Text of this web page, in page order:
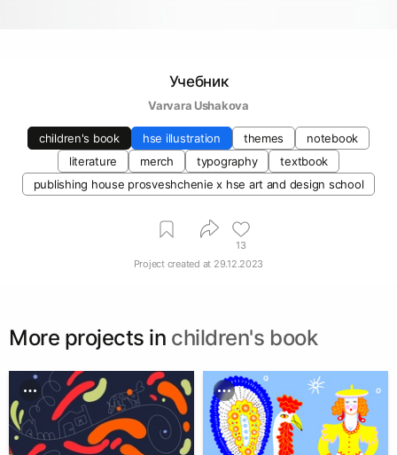
Учебник
Varvara Ushakova
children's book hse illustration themes
notebook
literature
merch typography
textbook
publishing house prosveshchenie х hse art and design school
13
Project created at 29.12.2023
More projects in children's book